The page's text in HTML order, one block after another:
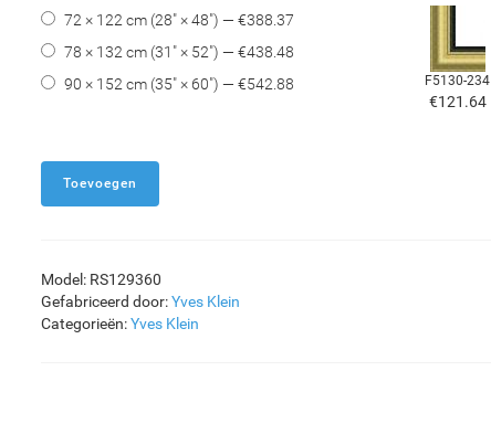
72 × 122 cm (28" × 48") — €388.37
78 × 132 cm (31" × 52") — €438.48
90 × 152 cm (35" × 60") — €542.88 F5130-234
€121.64
Model: RS129360
Gefabriceerd door:Yves Klein
Categorieën:Yves Klein